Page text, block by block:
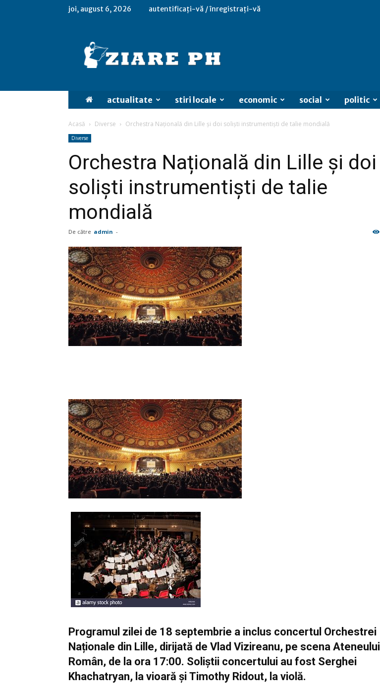
joi, august 6, 2026 autentificați-vă / înregistrați-vă
actualitate stiri locale economic social politic
Acasă Diverse Orchestra Națională din Lille și doi soliști instrumentiști de talie mondială
Diverse
Orchestra Națională din Lille și doi
soliști instrumentiști de talie
mondială
De către admin -
Programul zilei de 18 septembrie a inclus concertul Orchestrei
Naționale din Lille, dirijată de Vlad Vizireanu, pe scena Ateneului
Român, de la ora 17:00. Soliștii concertului au fost Serghei
Khachatryan, la vioară și Timothy Ridout, la violă.